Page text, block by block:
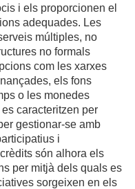
i els proporcionen el
adequades. Les
múltiples, no
no formals
com les xarxes
els fons
o les monedes
caracteritzen per
gestionar-se amb
i
són alhora els
per mitjà dels quals es
sorgeixen en els